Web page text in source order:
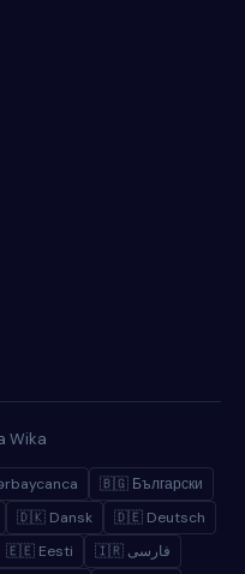
Wika
🇧🇬 Български
🇩🇰 Dansk
🇩🇪 Deutsch
🇪🇪 Eesti
🇮🇷 فارسی